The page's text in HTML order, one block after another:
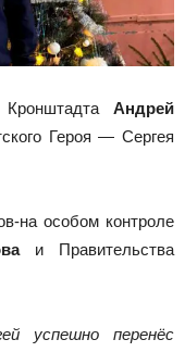
Андрей
Героя — Сергея
на особом контроле
и Правительства
успешно перенёс